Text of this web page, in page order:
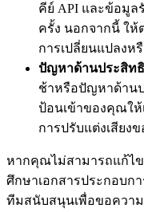
คีย์ API และข้อมู
ครั้ง นอกจากนี้ ให้
การเปลี่ยนแปลงห
ปัญหาด้านประสิท
ช้าหรือปัญหาด้าน
ป้อนเข้าของคุณใ
การปรับแต่งเสียง
หากคุณไม่สามารถแก้ไ
ศึกษาเอกสารประกอบก
ทีมสนับสนุนเพื่อขอความ